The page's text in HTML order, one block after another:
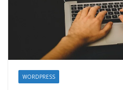
WORDPRESS